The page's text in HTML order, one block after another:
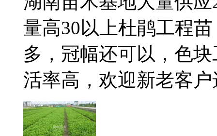
量高30以上杜鹃工程
多，冠幅还可以，色
活率高，欢迎新老客